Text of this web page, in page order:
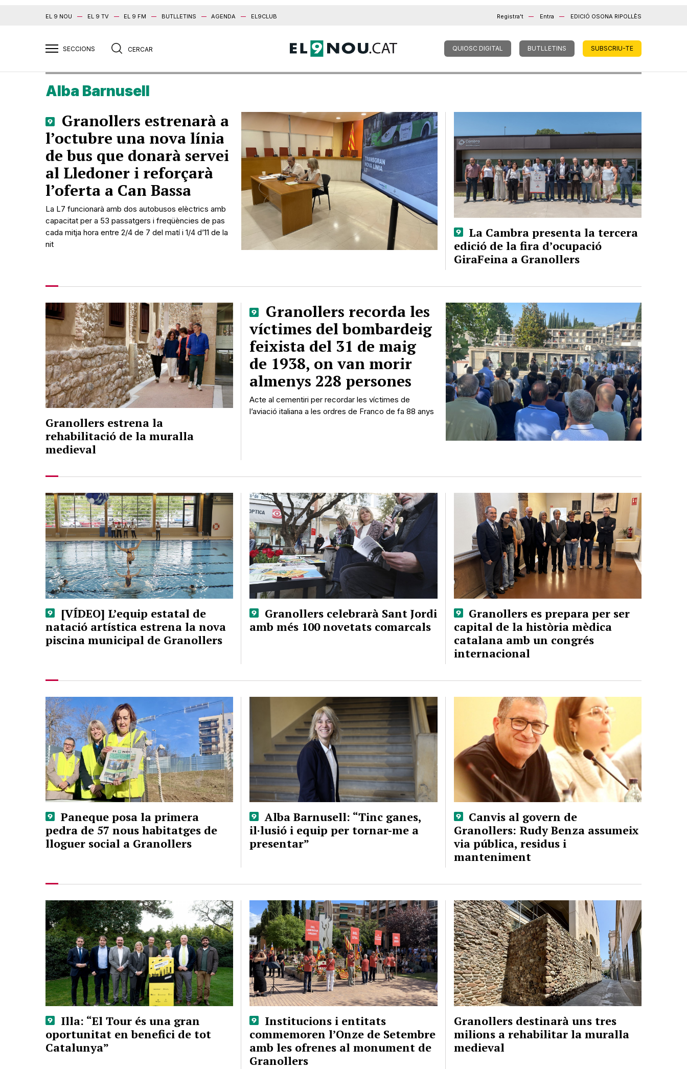
EL 9 NOU EL 9 TV EL 9 FM BUTLLETINS AGENDA EL9CLUB Registra't Entra EDICIÓ OSONA RIPOLLÈS
QUIOSC DIGITAL BUTLLETINS SUBSCRIU-TE
Alba Barnusell
Granollers estrenarà a
l’octubre una nova línia
de bus que donarà servei
al Lledoner i reforçarà
l’oferta a Can Bassa
La L7 funcionarà amb dos autobusos elèctrics amb
capacitat per a 53 passatgers i freqüències de pas
cada mitja hora entre 2/4 de 7 del matí i 1/4 d’11 de la
nit
La Cambra presenta la tercera
edició de la fira d’ocupació
GiraFeina a Granollers
Granollers estrena la
rehabilitació de la muralla
medieval
Granollers recorda les
víctimes del bombardeig
feixista del 31 de maig
de 1938, on van morir
almenys 228 persones
Acte al cementiri per recordar les víctimes de
l’aviació italiana a les ordres de Franco de fa 88 anys
[VÍDEO] L’equip estatal de
natació artística estrena la nova
piscina municipal de Granollers
Granollers celebrarà Sant Jordi
amb més 100 novetats comarcals
Granollers es prepara per ser
capital de la història mèdica
catalana amb un congrés
internacional
Paneque posa la primera
pedra de 57 nous habitatges de
lloguer social a Granollers
Alba Barnusell: “Tinc ganes,
il·lusió i equip per tornar-me a
presentar”
Canvis al govern de
Granollers: Rudy Benza assumeix
via pública, residus i
manteniment
Illa: “El Tour és una gran
oportunitat en benefici de tot
Catalunya”
Institucions i entitats
commemoren l’Onze de Setembre
amb les ofrenes al monument de
Granollers
Granollers destinarà uns tres
milions a rehabilitar la muralla
medieval